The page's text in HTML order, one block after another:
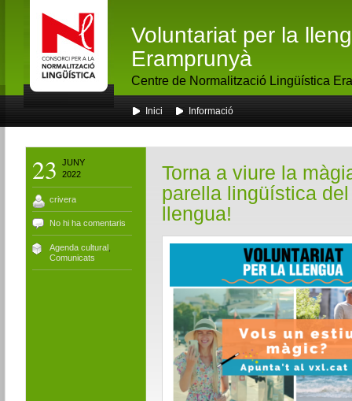
Voluntariat per la
Eramprunyà
Centre de Normalització Lingüística
Inici Informació
23
JUNY
2022
crivera
No hi ha comentaris
Agenda cultural,
Comunicats
Torna a viure la
parella lingüística
llengua!